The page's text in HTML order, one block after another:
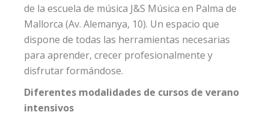
de la escuela de música J&S Música en Palma de
Mallorca (Av. Alemanya, 10). Un espacio que
dispone de todas las herramientas necesarias
para aprender, crecer profesionalmente y
disfrutar formándose.
Diferentes modalidades de cursos de verano
intensivos